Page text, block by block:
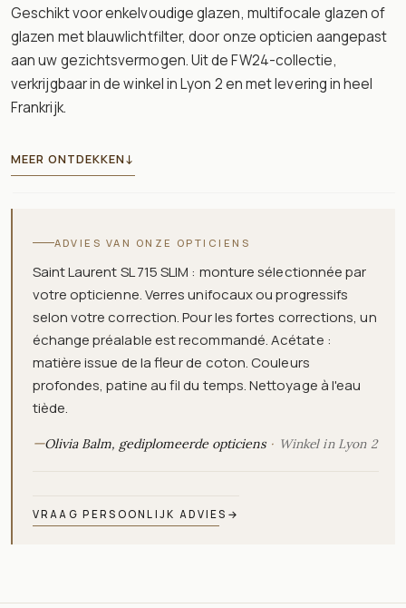
Geschikt voor enkelvoudige glazen, multifocale glazen of
glazen met blauwlichtfilter, door onze opticien aangepast
aan uw gezichtsvermogen. Uit de FW24-collectie,
verkrijgbaar in de winkel in Lyon 2 en met levering in heel
Frankrijk.
MEER ONTDEKKEN↓
ADVIES VAN ONZE OPTICIENS
Saint Laurent SL 715 SLIM : monture sélectionnée par
votre opticienne. Verres unifocaux ou progressifs
selon votre correction. Pour les fortes corrections, un
échange préalable est recommandé. Acétate :
matière issue de la fleur de coton. Couleurs
profondes, patine au fil du temps. Nettoyage à l'eau
tiède.
—Olivia Balm, gediplomeerde opticiens Winkel in Lyon 2
VRAAG PERSOONLIJK ADVIES →